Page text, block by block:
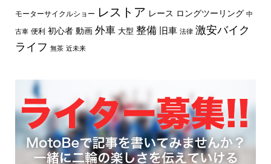
モーターサイクルショー レストア レース ロングツーリング 中
古車 便利 初心者 動画 外車 大型 整備 旧車 法律 激安バイク
ライフ 無茶 近未来